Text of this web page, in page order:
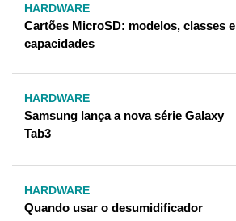
HARDWARE
Cartões MicroSD: modelos, classes e
capacidades
HARDWARE
Samsung lança a nova série Galaxy
Tab3
HARDWARE
Quando usar o desumidificador